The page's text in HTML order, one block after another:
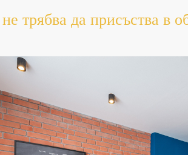
трябва да присъства в